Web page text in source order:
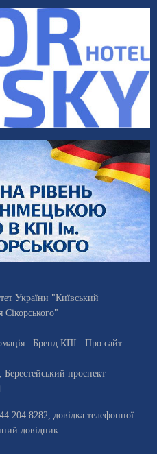
України "Київський
Сікорського"
Бренд КПІ
Про сайт
Берестейський проспект
204 8282 , довiдка телефонної
довідник